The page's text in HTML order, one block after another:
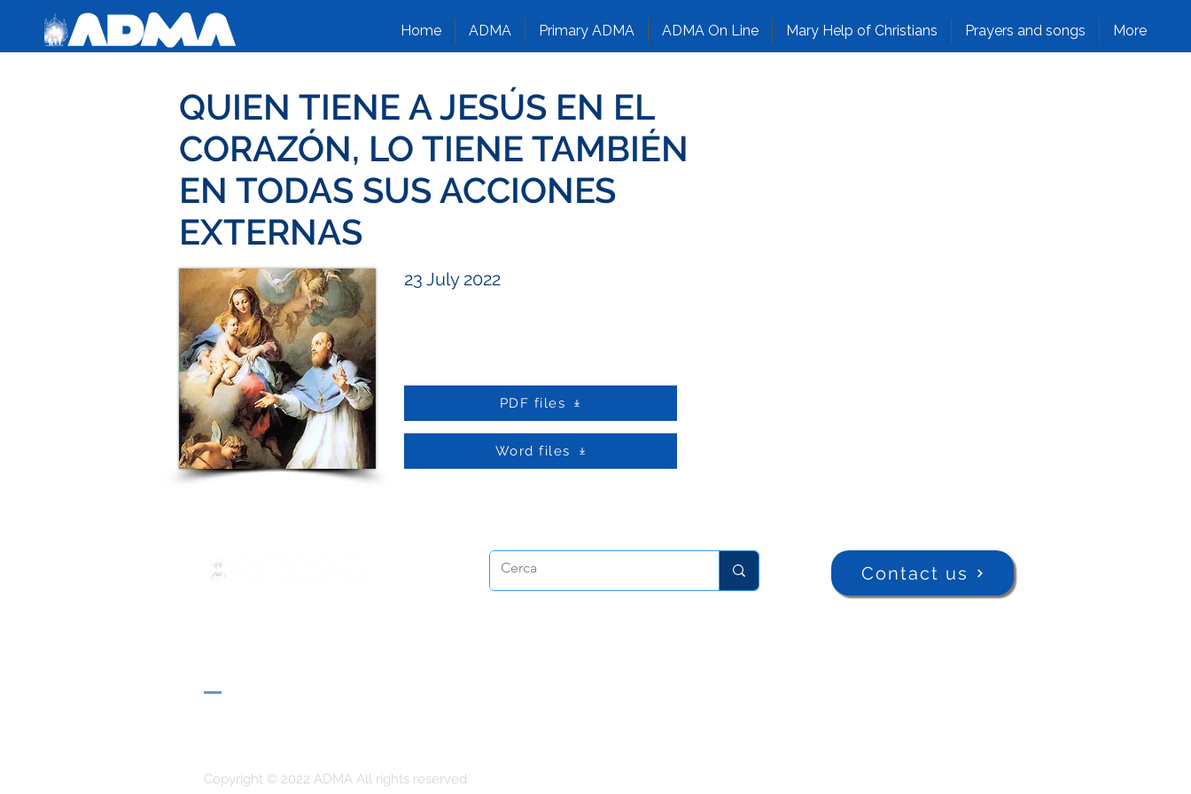
Home ADMA Primary ADMA ADMA On Line Mary Help of Christians Prayers and songs More
QUIEN TIENE A JESÚS EN EL
CORAZÓN, LO TIENE TAMBIÉN
EN TODAS SUS ACCIONES
EXTERNAS
23 July 2022
PDF files
Word files
Contact us
Copyright © 2022 ADMA All rights reserved